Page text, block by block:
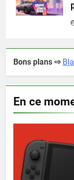
Bons plans ⇨
En ce